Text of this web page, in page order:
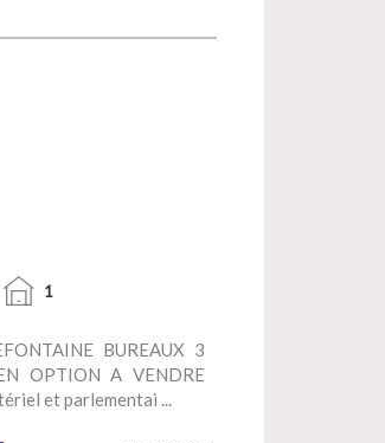
1
BUREAUX 3
OPTION A VENDRE
et parlementai ...